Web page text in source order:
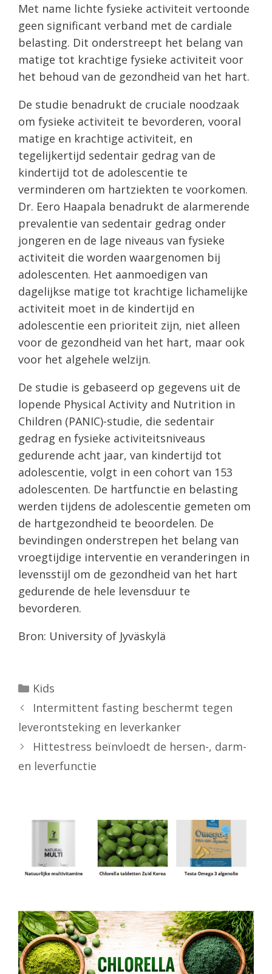
Met name lichte fysieke activiteit vertoonde
geen significant verband met de cardiale
belasting. Dit onderstreept het belang van
matige tot krachtige fysieke activiteit voor
het behoud van de gezondheid van het hart.
De studie benadrukt de cruciale noodzaak
om fysieke activiteit te bevorderen, vooral
matige en krachtige activiteit, en
tegelijkertijd sedentair gedrag van de
kindertijd tot de adolescentie te
verminderen om hartziekten te voorkomen.
Dr. Eero Haapala benadrukt de alarmerende
prevalentie van sedentair gedrag onder
jongeren en de lage niveaus van fysieke
activiteit die worden waargenomen bij
adolescenten. Het aanmoedigen van
dagelijkse matige tot krachtige lichamelijke
activiteit moet in de kindertijd en
adolescentie een prioriteit zijn, niet alleen
voor de gezondheid van het hart, maar ook
voor het algehele welzijn.
De studie is gebaseerd op gegevens uit de
lopende Physical Activity and Nutrition in
Children (PANIC)-studie, die sedentair
gedrag en fysieke activiteitsniveaus
gedurende acht jaar, van kindertijd tot
adolescentie, volgt in een cohort van 153
adolescenten. De hartfunctie en belasting
werden tijdens de adolescentie gemeten om
de hartgezondheid te beoordelen. De
bevindingen onderstrepen het belang van
vroegtijdige interventie en veranderingen in
levensstijl om de gezondheid van het hart
gedurende de hele levensduur te
bevorderen.
Bron: University of Jyväskylä
Categorieën
Kids
Intermittent fasting beschermt tegen
leverontsteking en leverkanker
Hittestress beïnvloedt de hersen-, darm-
en leverfunctie